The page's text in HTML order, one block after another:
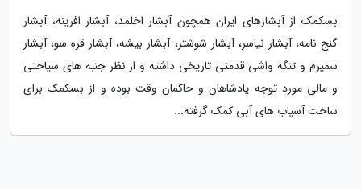
بسکمک از آبشارهای ایران همچون آبشار اخلمد، آبشار افرینه، آبشار
گنج نامه، آبشار نیاسر، آبشار شوشتر، آبشار بیشه، آبشار قره سو، آبشار
سمیرم و تنگه واشی قدمتی تاریخی داشته و از نظر جنبه های سیاحتی
و مالی مورد توجه پادشاهان و حاکمان وقت بوده و از بسکمک برای
ساخت آسیاب های آبی کمک گرفته...